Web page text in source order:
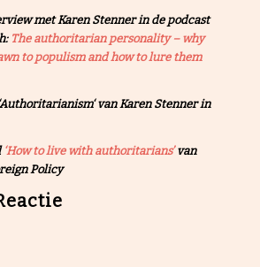
met Karen Stenner in de podcast
The authoritarian personality – why
to populism and how to lure them
van Karen Stenner in
‘How to live with authoritarians’van
Policy